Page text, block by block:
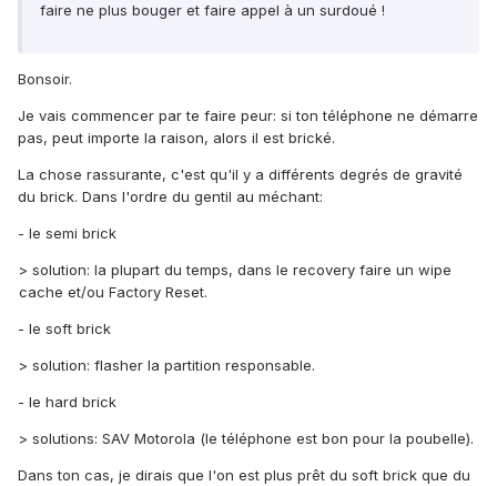
faire ne plus bouger et faire appel à un surdoué !
Bonsoir.
Je vais commencer par te faire peur: si ton téléphone ne démarre
pas, peut importe la raison, alors il est brické.
La chose rassurante, c'est qu'il y a différents degrés de gravité
du brick. Dans l'ordre du gentil au méchant:
- le semi brick
> solution: la plupart du temps, dans le recovery faire un wipe
cache et/ou Factory Reset.
- le soft brick
> solution: flasher la partition responsable.
- le hard brick
> solutions: SAV Motorola (le téléphone est bon pour la poubelle).
Dans ton cas, je dirais que l'on est plus prêt du soft brick que du